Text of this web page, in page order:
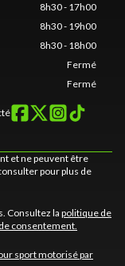
8h30 - 17h00
8h30 - 19h00
8h30 - 18h00
Fermé
Fermé
et ne peuvent être
pour plus de
Consultez la politique de
consentement.
sport motorisé par